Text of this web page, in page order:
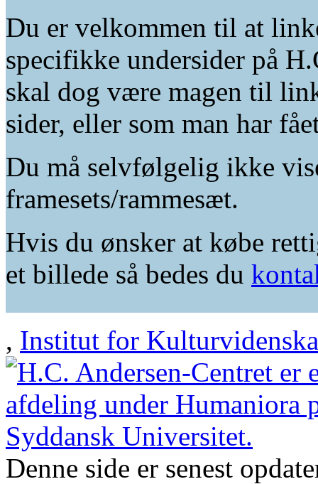
Du er velkommen til at
specifikke undersider på
skal dog være magen til
sider, eller som man har
Du må selvfølgelig ikke
framesets/rammesæt.
Hvis du ønsker at købe
et billede så bedes du
, Institut for
Denne side er senest